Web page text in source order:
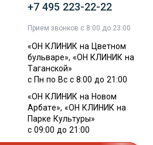
+7 495 223-22-22
Прием звонков с 8:00 до 23:00
«ОН КЛИНИК на Цветном
бульваре», «ОН КЛИНИК на
Таганской»
с Пн по Вс с 8:00 до 21:00
«ОН КЛИНИК на Новом
Арбате», «ОН КЛИНИК на
Парке Культуры»
с 09:00 до 21:00